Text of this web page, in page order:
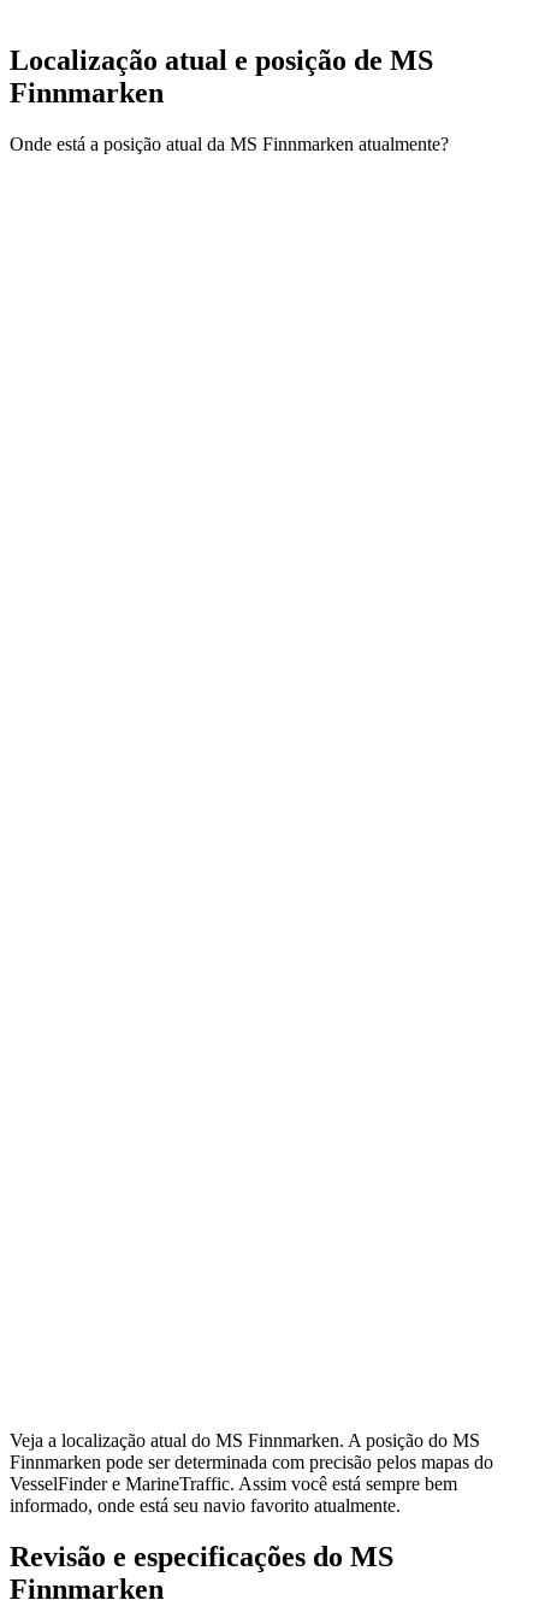
Localização atual e posição de MS
Finnmarken
Onde está a posição atual da MS Finnmarken atualmente?
Veja a localização atual do MS Finnmarken. A posição do MS
Finnmarken pode ser determinada com precisão pelos mapas do
VesselFinder e MarineTraffic. Assim você está sempre bem
informado, onde está seu navio favorito atualmente.
Revisão e especificações do MS
Finnmarken